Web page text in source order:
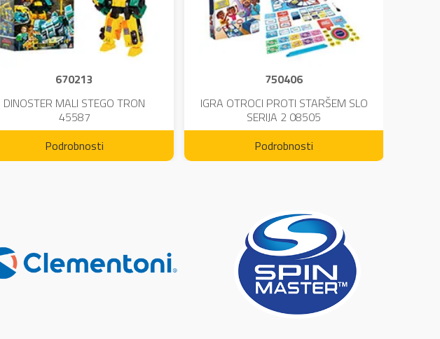
670213
DINOSTER MALI STEGO TRON
45587
Podrobnosti
750406
IGRA OTROCI PROTI STARŠEM SLO
SERIJA 2 08505
Podrobnosti